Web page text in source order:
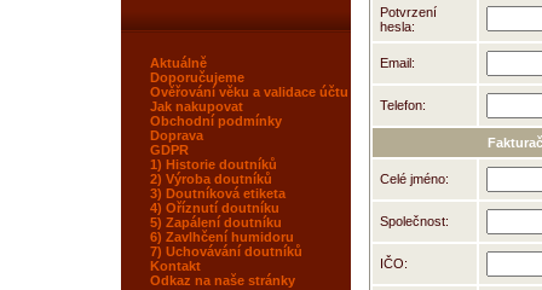
Aktuálně
Doporučujeme
Ověřování věku a validace účtu
Jak nakupovat
Obchodní podmínky
Doprava
GDPR
1) Historie doutníků
2) Výroba doutníků
3) Doutníková etiketa
4) Oříznutí doutníku
5) Zapálení doutníku
6) Zavlhčení humidoru
7) Uchovávání doutníků
Kontakt
Odkaz na naše stránky
Potvrzení
hesla:
Email:
Telefon:
Celé jméno:
Společnost:
IČO: